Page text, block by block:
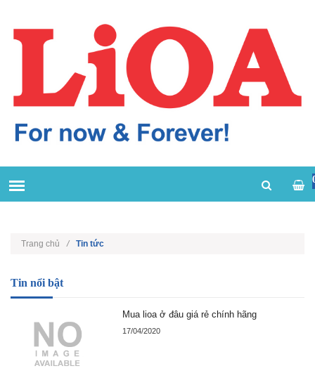
Trang chủ / Tin tức
Tin nổi bật
Mua lioa ở đâu giá rẻ chính hãng
17/04/2020